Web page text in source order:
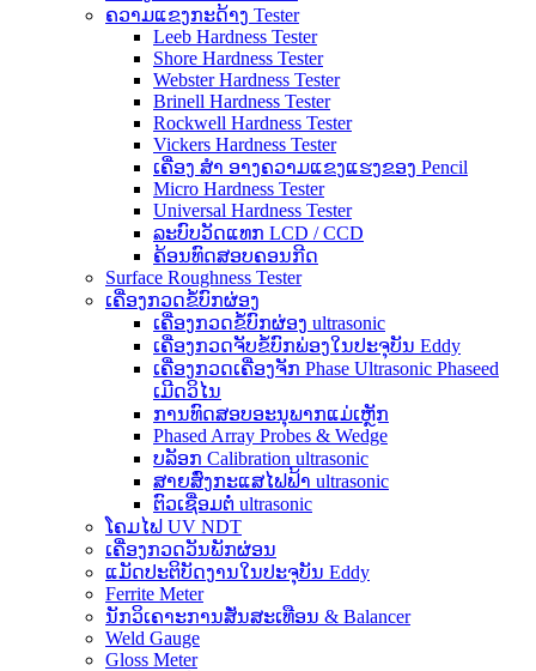
ຄວາມແຂງກະດ້າງ Tester
Leeb Hardness Tester
Shore Hardness Tester
Webster Hardness Tester
Brinell Hardness Tester
Rockwell Hardness Tester
Vickers Hardness Tester
ເຄື່ອງ ສຳ ອາງຄວາມແຂງແຮງຂອງ Pencil
Micro Hardness Tester
Universal Hardness Tester
ລະບົບວັດແທກ LCD / CCD
ຄ້ອນທົດສອບຄອນກີດ
Surface Roughness Tester
ເຄື່ອງກວດຂໍ້ບົກຜ່ອງ
ເຄື່ອງກວດຂໍ້ບົກຜ່ອງ ultrasonic
ເຄື່ອງກວດຈັບຂໍ້ບົກພ່ອງໃນປະຈຸບັນ Eddy
ເຄື່ອງກວດເຄື່ອງຈັກ Phase Ultrasonic Phaseed
ເມີດວິໄນ
ການທົດສອບອະນຸພາກແມ່ເຫຼັກ
Phased Array Probes & Wedge
ບລັອກ Calibration ultrasonic
ສາຍສົ່ງກະແສໄຟຟ້າ ultrasonic
ຕົວເຊື່ອມຕໍ່ ultrasonic
ໂຄມໄຟ UV NDT
ເຄື່ອງກວດວັນພັກຜ່ອນ
ແມັດປະຕິບັດງານໃນປະຈຸບັນ Eddy
Ferrite Meter
ນັກວິເຄາະການສັ່ນສະເທືອນ & Balancer
Weld Gauge
Gloss Meter